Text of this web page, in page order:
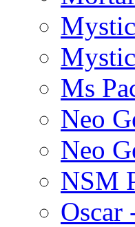
Ms
Neo
Neo
NSM
Oscar